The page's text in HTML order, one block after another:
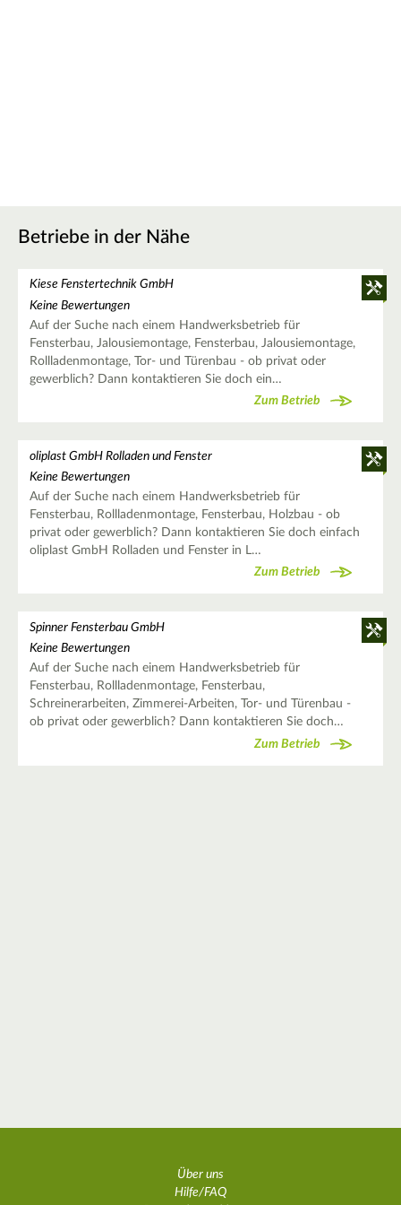
Betriebe in der Nähe
Kiese Fenstertechnik GmbH
Keine Bewertungen
Auf der Suche nach einem Handwerksbetrieb für
Fensterbau, Jalousiemontage, Fensterbau, Jalousiemontage,
Rollladenmontage, Tor- und Türenbau - ob privat oder
gewerblich? Dann kontaktieren Sie doch ein…
Zum Betrieb
oliplast GmbH Rolladen und Fenster
Keine Bewertungen
Auf der Suche nach einem Handwerksbetrieb für
Fensterbau, Rollladenmontage, Fensterbau, Holzbau - ob
privat oder gewerblich? Dann kontaktieren Sie doch einfach
oliplast GmbH Rolladen und Fenster in L…
Zum Betrieb
Spinner Fensterbau GmbH
Keine Bewertungen
Auf der Suche nach einem Handwerksbetrieb für
Fensterbau, Rollladenmontage, Fensterbau,
Schreinerarbeiten, Zimmerei-Arbeiten, Tor- und Türenbau -
ob privat oder gewerblich? Dann kontaktieren Sie doch…
Zum Betrieb
Über uns
Hilfe/FAQ